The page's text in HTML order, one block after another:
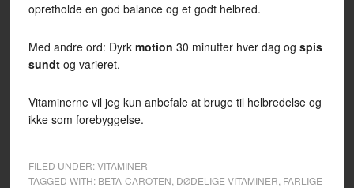
opretholde en god balance og et godt helbred.
Med andre ord: Dyrk motion 30 minutter hver dag og spis
sundtog varieret.
Vitaminerne vil jeg kun anbefale at bruge til helbredelse og
ikke som forebyggelse.
FILED UNDER:VITAMINER
TAGGED WITH: BETA-CAROTEN DØDELIGE VITAMINER FARLIGE